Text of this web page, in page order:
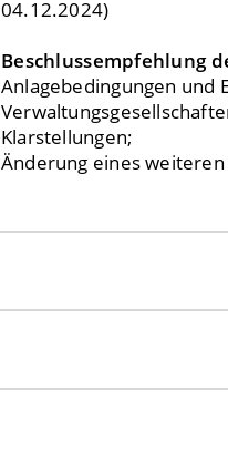
04.12.2024)
Beschlussempfehlung
Anlagebedingungen und
Klarstellungen;
Änderung eines weiteren